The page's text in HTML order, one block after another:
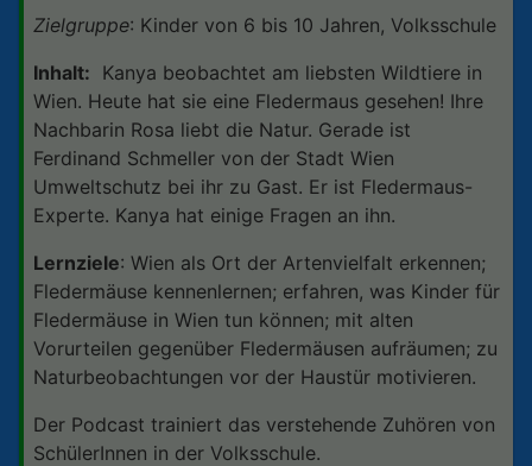
Zielgruppe: Kinder von 6 bis 10 Jahren, Volksschule
Inhalt: Kanya beobachtet am liebsten Wildtiere in
Wien. Heute hat sie eine Fledermaus gesehen! Ihre
Nachbarin Rosa liebt die Natur. Gerade ist
Ferdinand Schmeller von der Stadt Wien
Umweltschutz bei ihr zu Gast. Er ist Fledermaus-
Experte. Kanya hat einige Fragen an ihn.
Lernziele: Wien als Ort der Artenvielfalt erkennen;
Fledermäuse kennenlernen; erfahren, was Kinder für
Fledermäuse in Wien tun können; mit alten
Vorurteilen gegenüber Fledermäusen aufräumen; zu
Naturbeobachtungen vor der Haustür motivieren.
Der Podcast trainiert das verstehende Zuhören von
SchülerInnen in der Volksschule.